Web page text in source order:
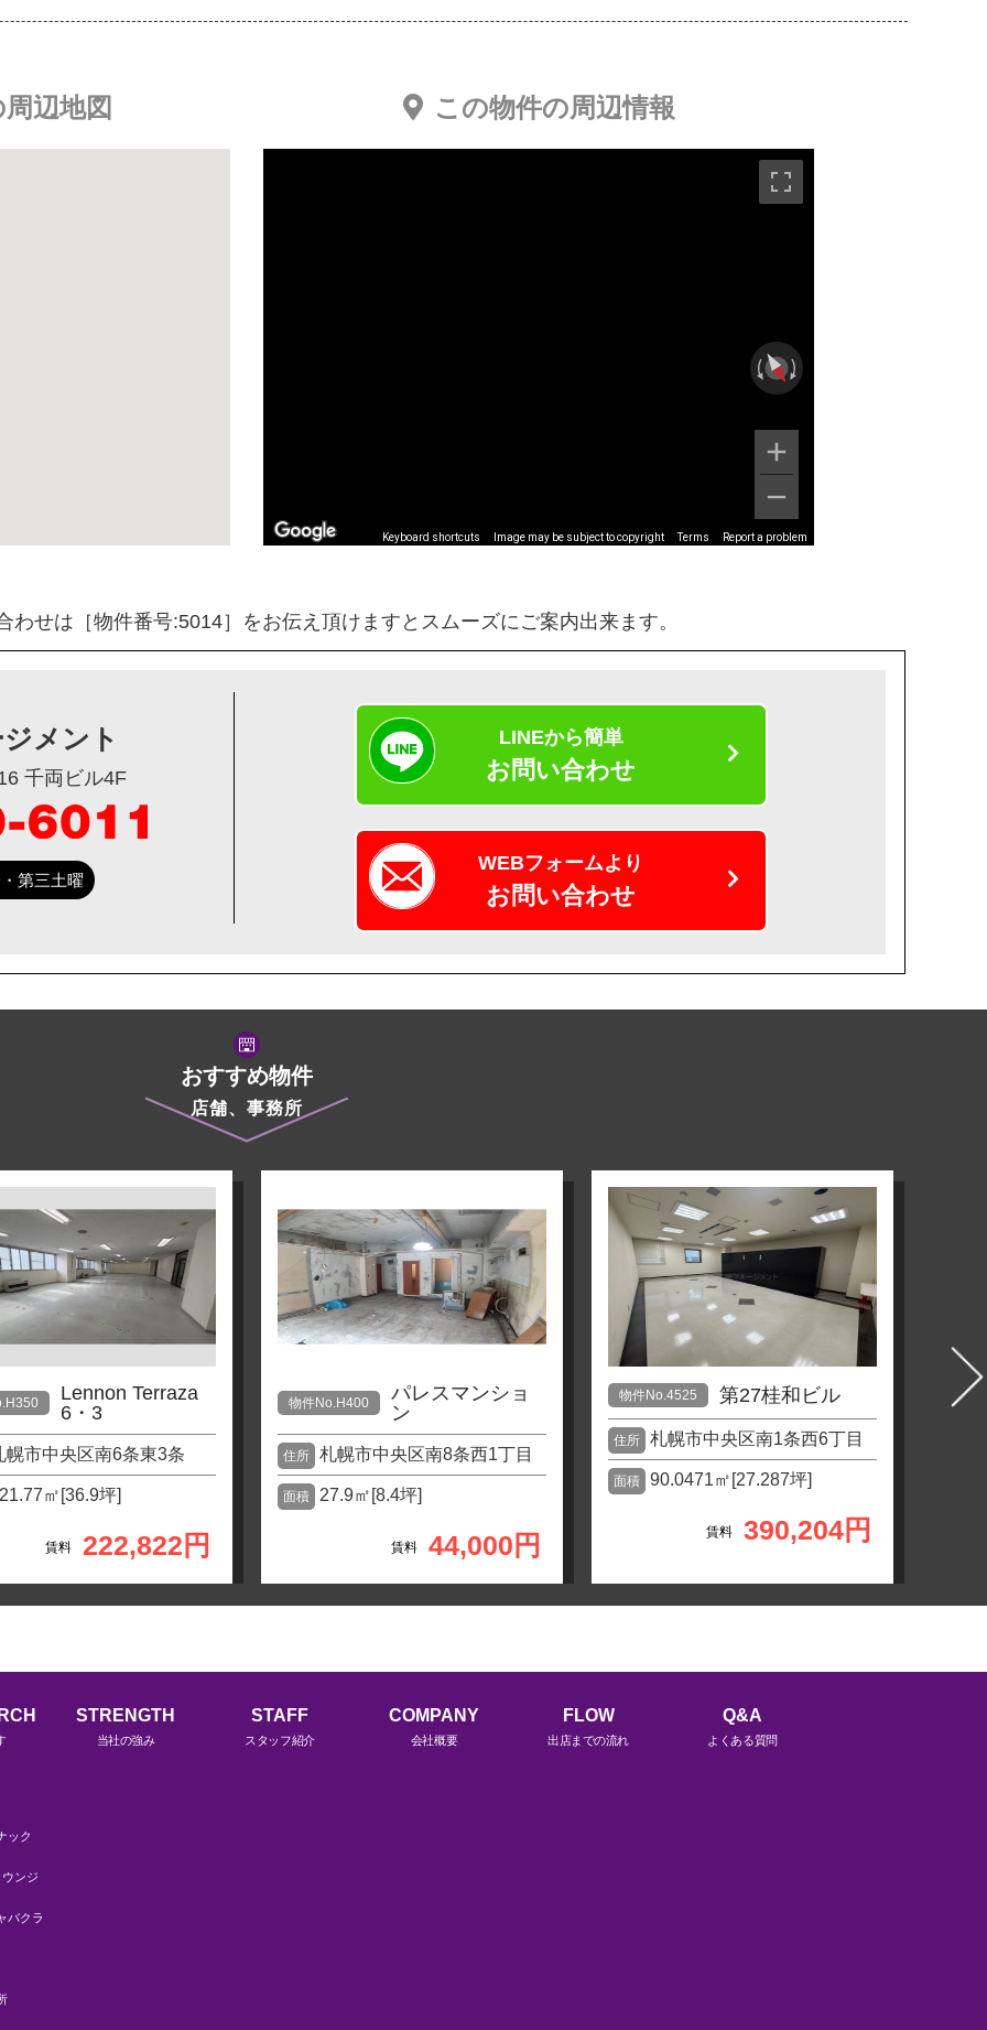
辺地図 この物件の周辺情報
Keyboard shortcuts Image may be subject to copyright Terms Report a problem
わせは［物件番号:5014］をお伝え頂けますとスムーズにご案内出来ます。
メント
千両ビル4F
第三土曜
LINEから簡単
お問い合わせ
WEBフォームより
お問い合わせ
おすすめ物件
店舗、事務所
Lennon Terraza
6・3
市中央区南6条東3条
㎡[36.9坪]
賃料 222,822円
物件No.H400
パレスマンショ
ン
住所 札幌市中央区南8条西1丁目
面積 27.9㎡[8.4坪]
賃料 44,000円
物件No.4525 第27桂和ビル
住所 札幌市中央区南1条西6丁目
面積 90.0471㎡[27.287坪]
賃料 390,204円
物件
ック
ンジ
バクラ
STRENGTH
当社の強み
STAFF
スタッフ紹介
COMPANY
会社概要
FLOW
出店までの流れ
Q&A
よくある質問